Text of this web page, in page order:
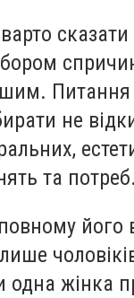
сказати
Питання
не
та потреб.
його
одна жінка